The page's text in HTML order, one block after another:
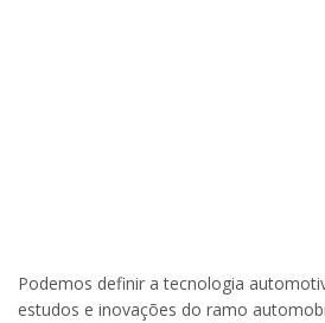
Podemos definir a tecnologia
estudos e inovações do ramo